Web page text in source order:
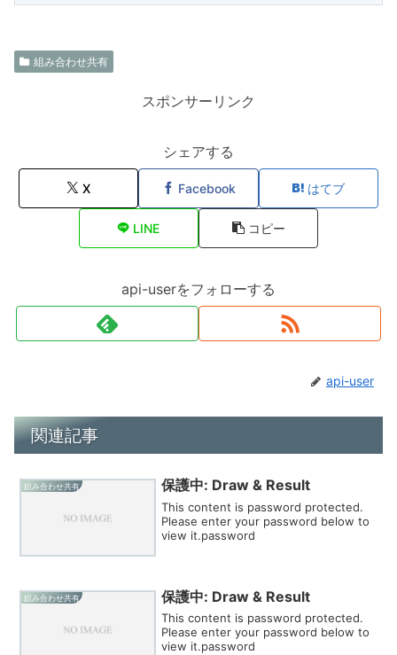
組み合わせ共有
スポンサーリンク
シェアする
X Facebook はてブ
LINE コピー
api-userをフォローする
api-user
関連記事
組み合わせ共有 保護中: Draw & Result
This content is password protected.
Please enter your password below to
view it.password
組み合わせ共有 保護中: Draw & Result
This content is password protected.
Please enter your password below to
view it.password